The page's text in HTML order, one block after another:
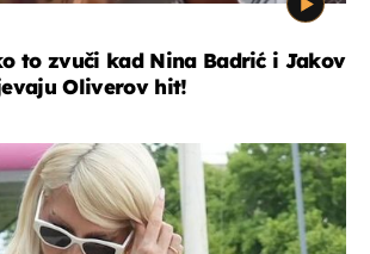
to zvuči kad Nina Badrić i Jakov
Oliverov hit!